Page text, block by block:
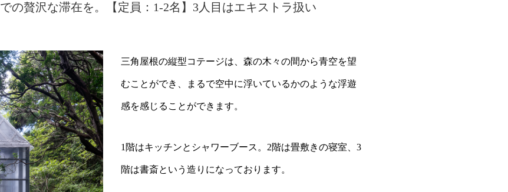
の贅沢な滞在を。【定員：1-2名】3人目はエキストラ扱い
三角屋根の縦型コテージは、森の木々の間から青空を望
むことができ、まるで空中に浮いているかのような浮遊
感を感じることができます。
1階はキッチンとシャワーブース。2階は畳敷きの寝室、 3
階は書斎という造りになっております。